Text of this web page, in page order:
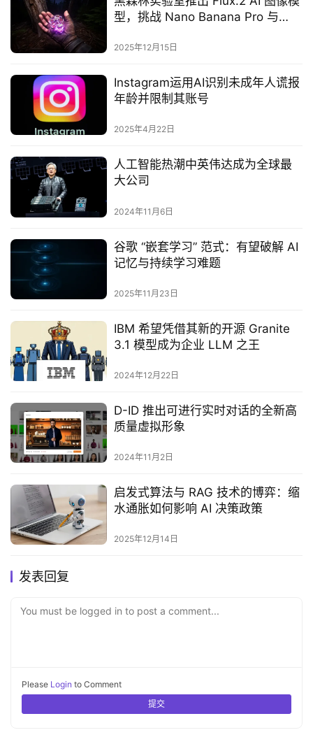
型，挑战 Nano Banana Pro 与
2025年12月15日
Instagram运用AI识别未成年人谎报
年龄并限制其账号‌
2025年4月22日
人工智能热潮中英伟达成为全球最
大公司
2024年11月6日
谷歌 “嵌套学习” 范式：有望破解 AI
记忆与持续学习难题
2025年11月23日
IBM 希望凭借其新的开源 Granite
3.1 模型成为企业 LLM 之王
2024年12月22日
D-ID 推出可进行实时对话的全新高
质量虚拟形象
2024年11月2日
启发式算法与 RAG 技术的博弈：缩
水通胀如何影响 AI 决策政策
2025年12月14日
发表回复
You must be logged in to post a comment...
Please Login to Comment
提交